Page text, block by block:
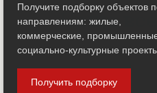
Чаще
Получите подборку объектов
направлениям: жилые,
коммерческие,
социально-культурные
Получить подборку